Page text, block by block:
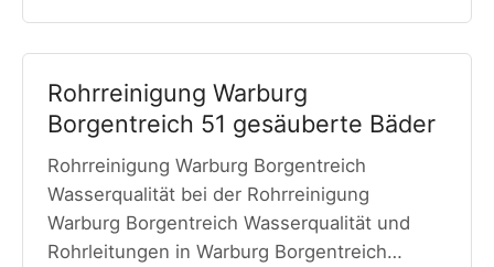
Rohrreinigung Warburg
Borgentreich 51 gesäuberte Bäder
Rohrreinigung Warburg Borgentreich
Wasserqualität bei der Rohrreinigung
Warburg Borgentreich Wasserqualität und
Rohrleitungen in Warburg Borgentreich…